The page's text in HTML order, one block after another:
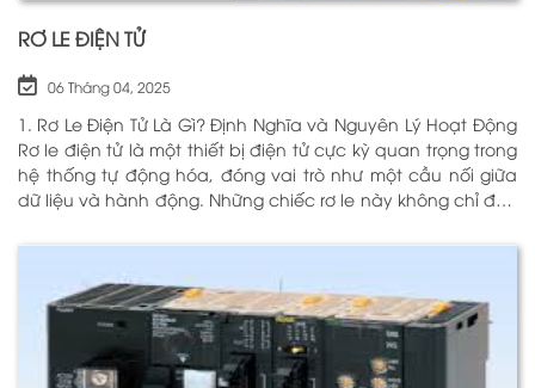
RƠ LE ĐIỆN TỬ
06 Tháng 04, 2025
1. Rơ Le Điện Tử Là Gì? Định Nghĩa và Nguyên Lý Hoạt Động
Rơ le điện tử là một thiết bị điện tử cực kỳ quan trọng trong
hệ thống tự động hóa, đóng vai trò như một cầu nối giữa
dữ liệu và hành động. Những chiếc rơ le này không chỉ đơn
thông minh giúp điều khiển và giám sát hoạt động của các
thiết bị khác nhau trong môi trường công nghiệp cũng như
trong hộ gia đình. Bằng cách sử dụng công nghệ hiện đại,
rơ le điện tử có khả năng xử lý và phản hồi nhanh chóng,
nhằm nâng cao hiệu suất hoạt động và độ an toàn cho
các hệ thống mà nó kiểm soát. N